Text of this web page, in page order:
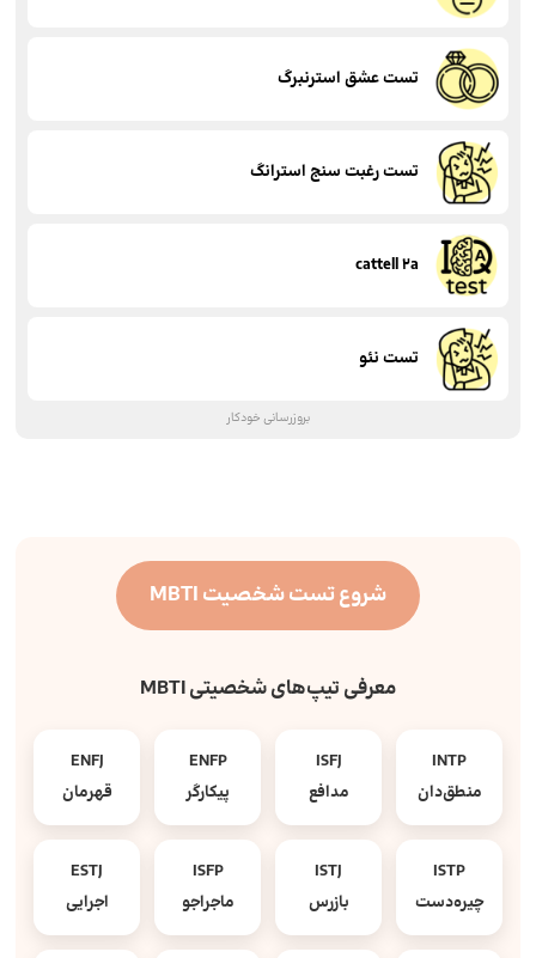
تست عشق استرنبرگ
تست رغبت سنج استرانگ
cattell 2a
تست نئو
بروزرسانی خودکار
شروع تست شخصیت MBTI
معرفی تیپ‌های شخصیتی MBTI
INTP
منطق‌دان
ISFJ
مدافع
ENFP
پیکارگر
ENFJ
قهرمان
ISTP
چیره‌دست
ISTJ
بازرس
ISFP
ماجراجو
ESTJ
اجرایی